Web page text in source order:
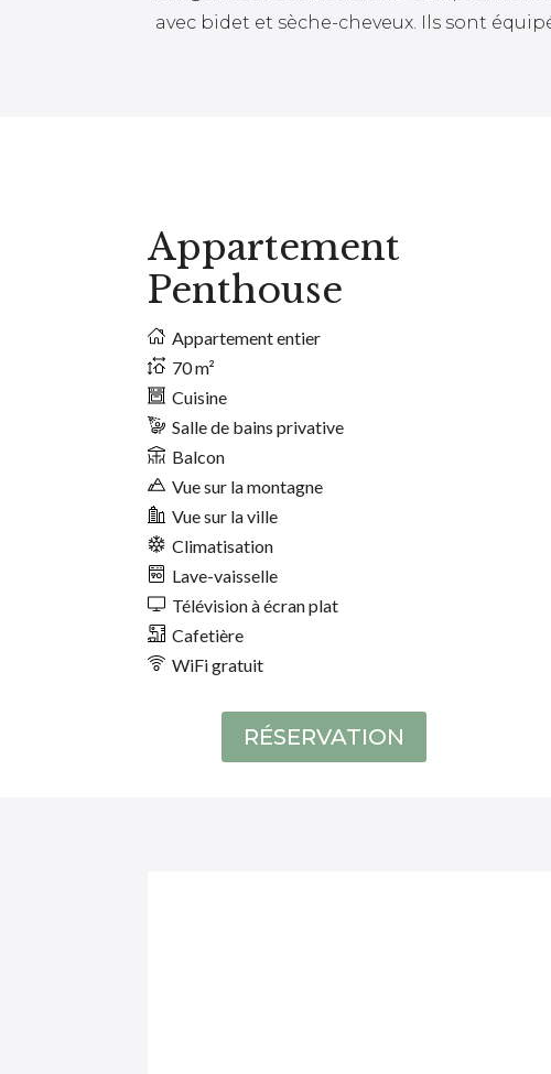
avec bidet et sèche-cheveux. Ils sont
Appartement
Penthouse
Appartement entier
70 m²
Cuisine
Salle de bains privative
Balcon
Vue sur la montagne
Vue sur la ville
Climatisation
Lave-vaisselle
Télévision à écran plat
Cafetière
WiFi gratuit
RÉSERVATION